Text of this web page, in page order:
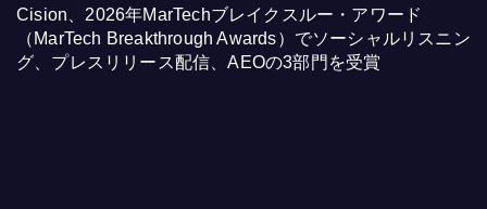
Cision、2026年MarTechブレイクスルー・アワード
（MarTech Breakthrough Awards）でソーシャルリスニン
グ、プレスリリース配信、AEOの3部門を受賞